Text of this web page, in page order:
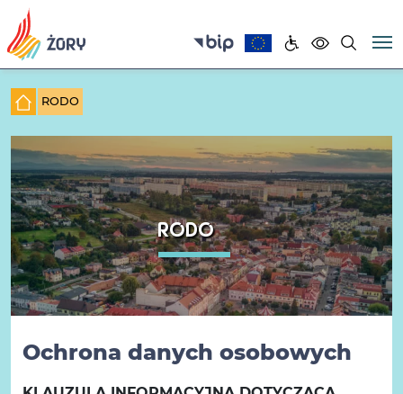
RODO
RODO
Ochrona danych osobowych